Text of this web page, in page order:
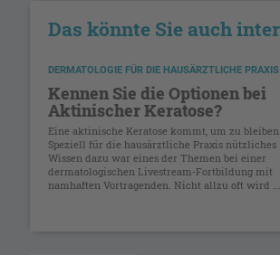
Das könnte Sie auch
DERMATOLOGIE FÜR DIE HAUSÄRZTLICHE PRAXIS
Kennen Sie die Optionen bei
Aktinischer Keratose?
Eine aktinische Keratose kommt, um zu bleiben.
Speziell für die hausärztliche Praxis nützliches
Wissen dazu war eines der Themen bei einer
dermatologischen Livestream-Fortbildung mit
namhaften Vortragenden. Nicht allzu oft wird ...